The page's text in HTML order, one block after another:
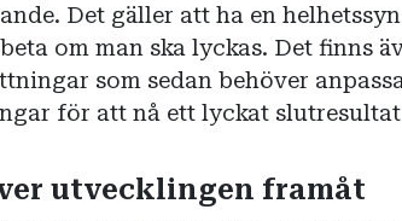
Det gäller att ha en
om man ska lyckas. Det finns
som sedan behöver
för att nå ett lyckat
utvecklingen framåt